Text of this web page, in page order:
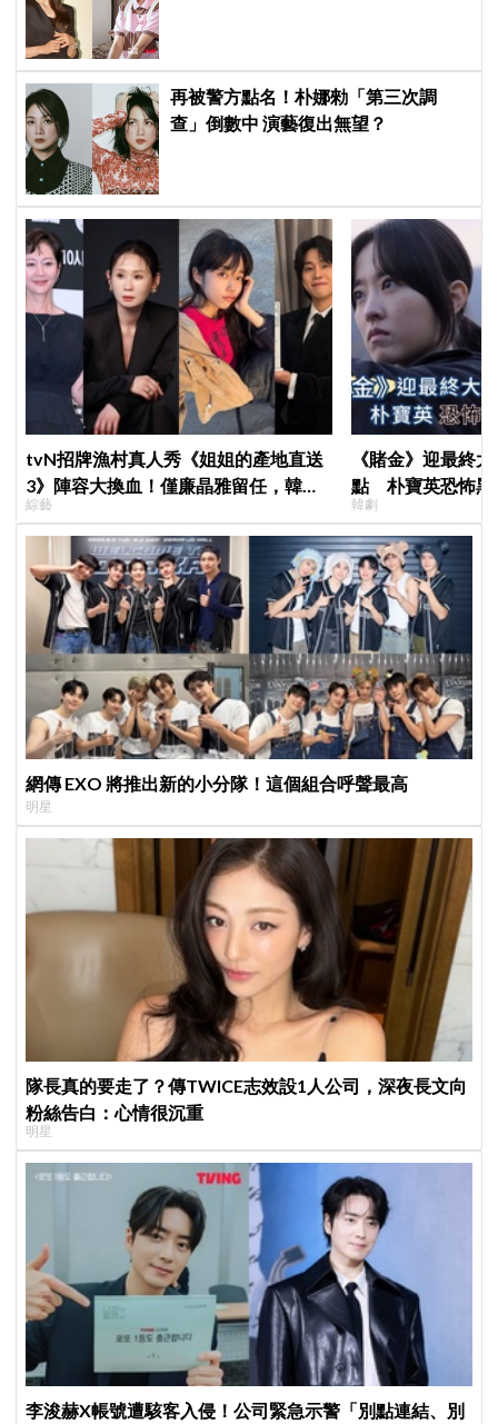
再被警方點名！朴娜勑「第三次調
查」倒數中 演藝復出無望？
tvN招牌漁村真人秀《姐姐的產地直送
3》陣容大換血！僅廉晶雅留任，韓媒
曝新成員為金善映、盧允瑞、姜有皙
綜藝
《賭金》迎最終
點 朴寶英恐怖黑
韓劇
網傳 EXO 將推出新的小分隊！這個組合呼聲最高
明星
隊長真的要走了？傳TWICE志效設1人公司，深夜長文向
粉絲告白：心情很沉重
明星
李浚赫X帳號遭駭客入侵！公司緊急示警「別點連結、別